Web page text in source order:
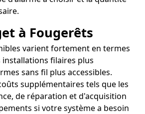
à Fougerêts
varient fortement en termes
filaires plus
sans fil plus accessibles.
supplémentaires tels que les
de réparation et d'acquisition
si votre système a besoin